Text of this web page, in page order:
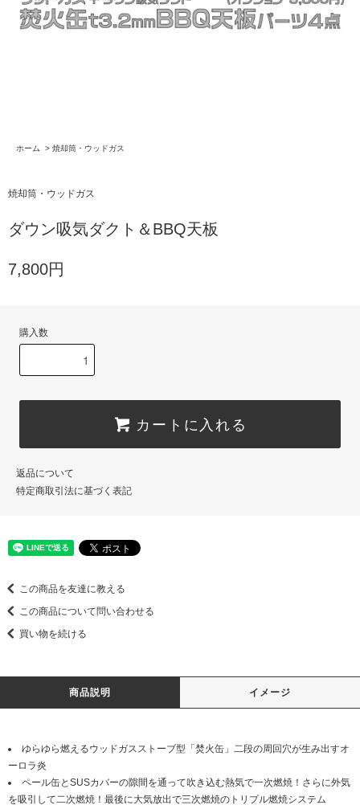
ホーム > 焼却筒・ウッドガス
焼却筒・ウッドガス
ダウン吸気ダクト＆BBQ天板
7,800円
購入数
カートに入れる
返品について
特定商取引法に基づく表記
この商品を友達に教える
この商品について問い合わせる
買い物を続ける
商品説明 イメージ
ゆらゆら燃えるウッドガスストーブ型「焚火缶」二段の周回穴が生み出すオ
ーロラ炎
ペール缶とSUSカバーの隙間を通って吹き込む熱気で一次燃焼！さらに外気
を吸引して二次燃焼！最後に大気放出で三次燃焼のトリプル燃焼システム